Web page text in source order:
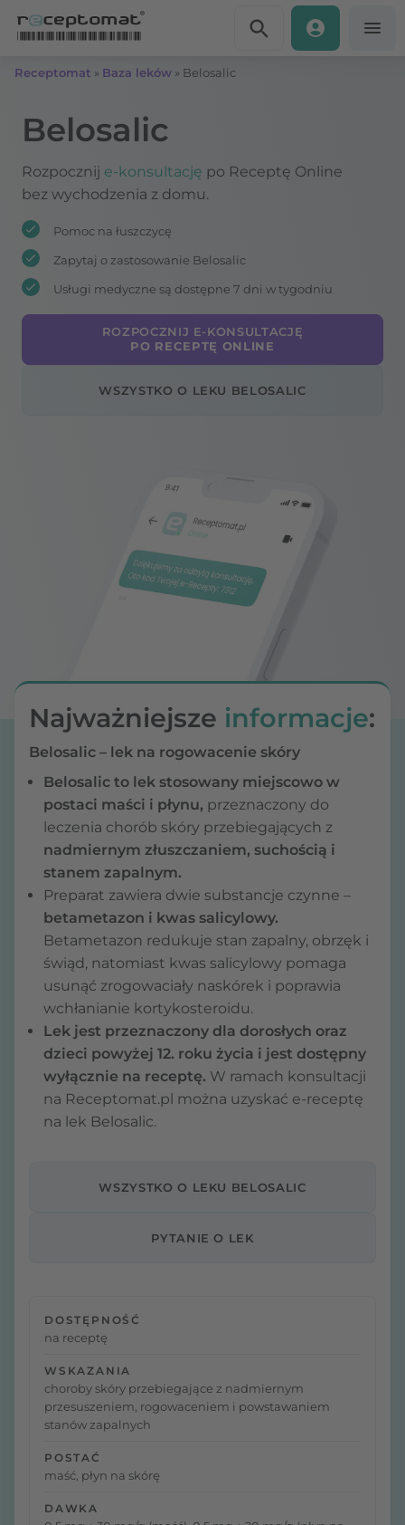
Receptomat » Baza leków » Belosalic
Belosalic
Rozpocznij e-konsultację po Receptę Online
bez wychodzenia z domu.
Pomoc na łuszczycę
Zapytaj o zastosowanie Belosalic
Usługi medyczne są dostępne 7 dni w tygodniu
ROZPOCZNIJ E-KONSULTACJĘ
PO RECEPTĘ ONLINE
WSZYSTKO O LEKU BELOSALIC
Najważniejsze informacje:
Belosalic – lek na rogowacenie skóry
Belosalic to lek stosowany miejscowo w
postaci maści i płynu, przeznaczony do
leczenia chorób skóry przebiegających z
nadmiernym złuszczaniem, suchością i
stanem zapalnym.
Preparat zawiera dwie substancje czynne –
betametazon i kwas salicylowy.
Betametazon redukuje stan zapalny, obrzęk i
świąd, natomiast kwas salicylowy pomaga
usunąć zrogowaciały naskórek i poprawia
wchłanianie kortykosteroidu.
Lek jest przeznaczony dla dorosłych oraz
dzieci powyżej 12. roku życia i jest dostępny
wyłącznie na receptę. W ramach konsultacji
na Receptomat.pl można uzyskać e-receptę
na lek Belosalic.
WSZYSTKO O LEKU BELOSALIC
PYTANIE O LEK
DOSTĘPNOŚĆ
na receptę
WSKAZANIA
choroby skóry przebiegające z nadmiernym
przesuszeniem, rogowaceniem i powstawaniem
stanów zapalnych
POSTAĆ
maść, płyn na skórę
DAWKA